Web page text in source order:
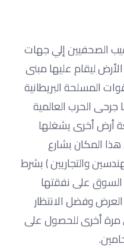
‏الصحفيين‏ ‏إلي‏ ‏جهات‏
‏ليقام‏ ‏عليها‏ ‏مبنى‏
‏المسلحة‏ ‏البريطانية
‏الحرب‏ ‏العالمية‏
‏أرض‏ ‏أخرى‏ ‏يشغلها‏
‏المكان‏ ‏بشارع‏
‏والتجاريين‏ ) ‏بشرط‏
‏السوق‏ ‏على‏ ‏نفقتها‏
‏وفضل‏ ‏الانتظار‏
‏مرة‏ ‏أخرى‏ ‏للحصول‏ ‏على‏